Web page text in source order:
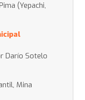
(Yepachi,
Darío Sotelo
Mina